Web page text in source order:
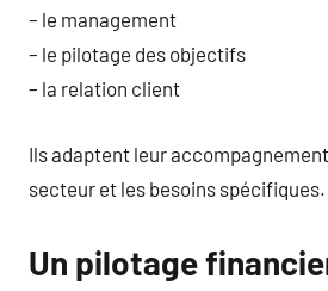
– le management
– le pilotage des objectifs
– la relation client
Ils adaptent leur
secteur et les besoins spécifiques.
Un pilotage